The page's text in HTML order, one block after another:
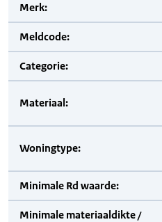
Merk:
Meldcode:
Categorie:
Materiaal:
Woningtype:
Minimale Rd waarde:
Minimale materiaaldikte /